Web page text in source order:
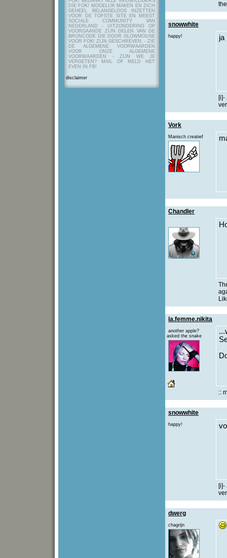
DIE FOK! MOGELIJK MAKEN EN ZICH
GEHEEL BELANGELOOS INZETTEN
VOOR DE TOFSTE SITE EN MEEST
SOCIALE COMMUNITY VAN
NEDERLAND - UITZONDERING OP
VOORGAANDE ZIJN DELEN VAN DE
BRONCODE DIE DOOR GLOWMOUSE
VOOR FOK! ZIJN GESCHREVEN. - ZIE
DE ALGEMENE VOORWAARDEN
VOOR ONZE ALGEMENE
VOORWAARDEN - ZIJN WE JE
VERGETEN? MAIL OF MELD HET
EVEN IN FB!
disclaimer
snowwhite
happy! ja
Vork
Manisch creatief
Chandler
la.femme.nikita
another apple?
asked the snake
::
snowwhite
happy!
dwerg
chagrijn